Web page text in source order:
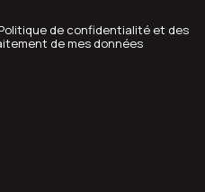
de confidentialité et des
de mes données